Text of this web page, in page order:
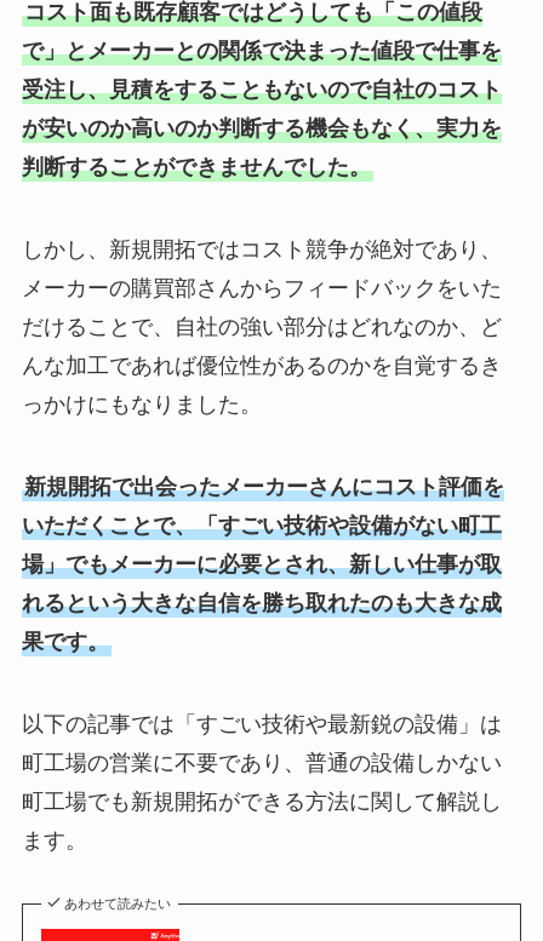
コスト面も既存顧客ではどうしても「この値段
で」とメーカーとの関係で決まった値段で仕事を
受注し、見積をすることもないので自社のコスト
が安いのか高いのか判断する機会もなく、実力を
判断することができませんでした。
しかし、新規開拓ではコスト競争が絶対であり、
メーカーの購買部さんからフィードバックをいた
だけることで、自社の強い部分はどれなのか、ど
んな加工であれば優位性があるのかを自覚するき
っかけにもなりました。
新規開拓で出会ったメーカーさんにコスト評価を
いただくことで、「すごい技術や設備がない町工
場」でもメーカーに必要とされ、新しい仕事が取
れるという大きな自信を勝ち取れたのも大きな成
果です。
以下の記事では「すごい技術や最新鋭の設備」は
町工場の営業に不要であり、普通の設備しかない
町工場でも新規開拓ができる方法に関して解説し
ます。
あわせて読みたい